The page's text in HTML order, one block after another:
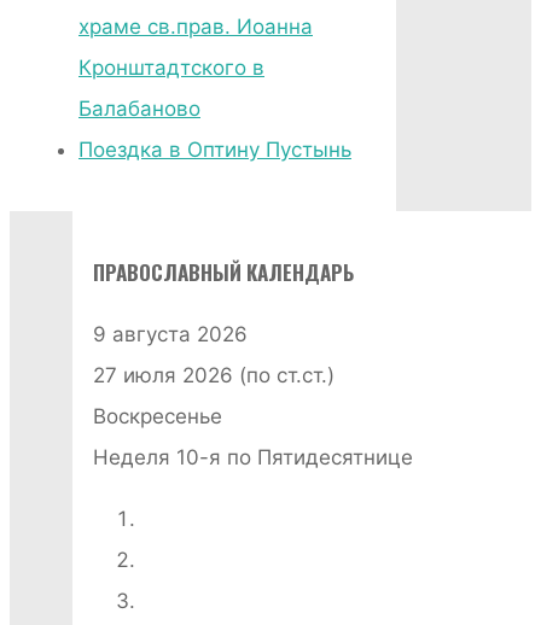
храме св.прав. Иоанна
Кронштадтского в
Балабаново
Поездка в Оптину Пустынь
ПРАВОСЛАВНЫЙ КАЛЕНДАРЬ
9 августа 2026
27 июля 2026 (по ст.ст.)
Воскресенье
Неделя 10-я по Пятидесятнице